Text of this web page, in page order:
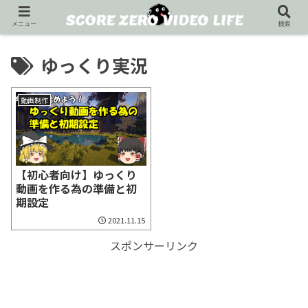
ゆっくり実況
動画制作
【初心者向け】ゆっくり
動画を作る為の準備と初
期設定
2021.11.15
スポンサーリンク
メニュー 検索